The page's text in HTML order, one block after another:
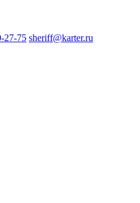
27-75 sheriff@karter.ru